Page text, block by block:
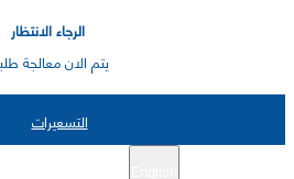
الرجاء الانتظار
يتم الان معالجة
التسعيرات